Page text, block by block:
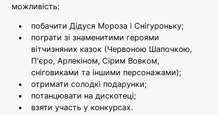
можливість:
побачити Дідуся Мороза і Снігуроньку;
пограти зі знаменитими героями
вітчизняних казок (Червоною Шапочкою,
П'єро, Арлекіном, Сірим Вовком,
сніговиками та іншими персонажами);
отримати солодкі подарунки;
потанцювати на дискотеці;
взяти участь у конкурсах.